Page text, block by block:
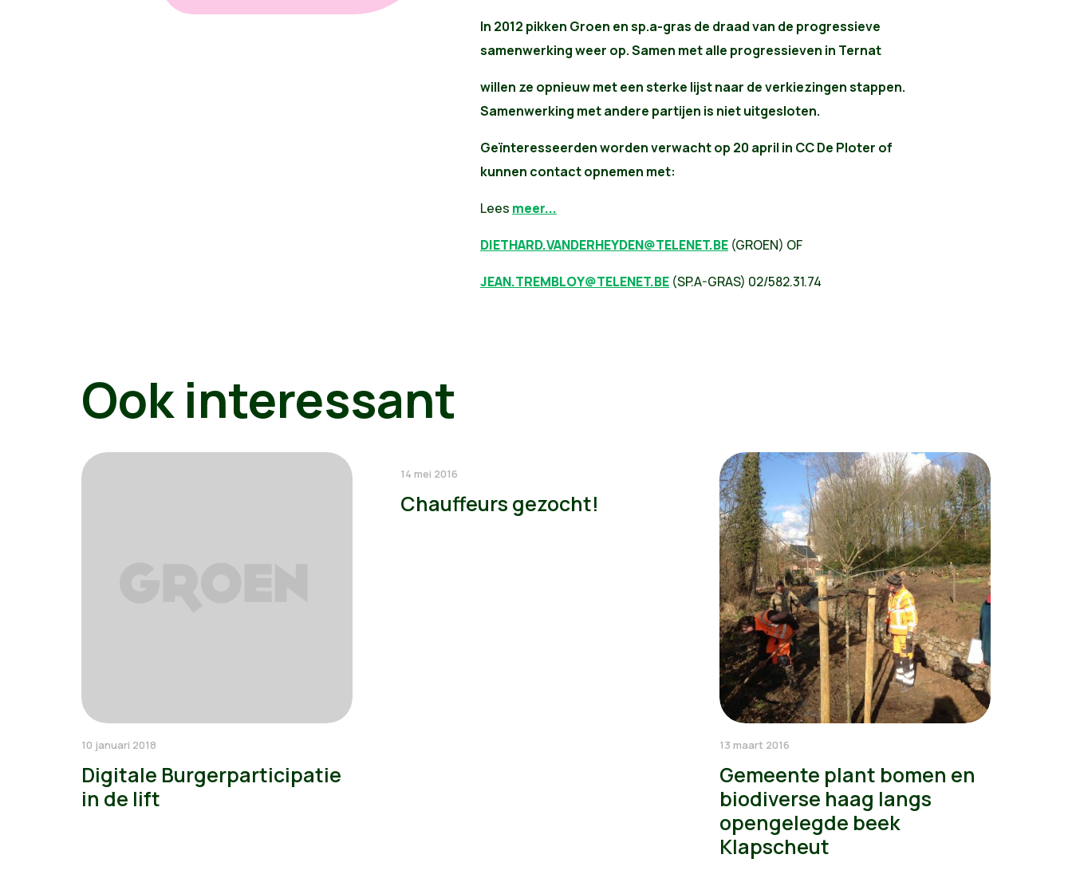
In 2012 pikken Groen en sp.a-gras de draad van de progressieve
samenwerking weer op. Samen met alle progressieven in Ternat
willen ze opnieuw met een sterke lijst naar de verkiezingen stappen.
Samenwerking met andere partijen is niet uitgesloten.
Geïnteresseerden worden verwacht op 20 april in CC De Ploter of
kunnen contact opnemen met:
Lees meer...
DIETHARD.VANDERHEYDEN@TELENET.BE(GROEN) OF
JEAN.TREMBLOY@TELENET.BE(SP.A-GRAS) 02/582.31.74
Ook interessant
10 januari 2018
Digitale Burgerparticipatie
in de lift
14 mei 2016
Chauffeurs gezocht!
13 maart 2016
Gemeente plant bomen en
biodiverse haag langs
opengelegde beek
Klapscheut